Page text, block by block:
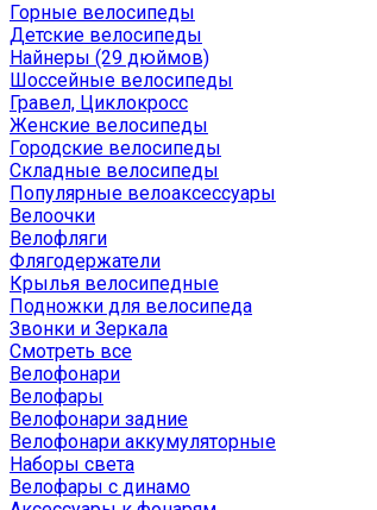
Горные велосипеды
Детские велосипеды
Найнеры (29 дюймов)
Шоссейные велосипеды
Гравел, Циклокросс
Женские велосипеды
Городcкие велосипеды
Складные велосипеды
Популярные велоаксессуары
Велоочки
Велофляги
Флягодержатели
Крылья велосипедные
Подножки для велосипеда
Звонки и Зеркала
Смотреть все
Велофонари
Велофары
Велофонари задние
Велофонари аккумуляторные
Наборы света
Велофары с динамо